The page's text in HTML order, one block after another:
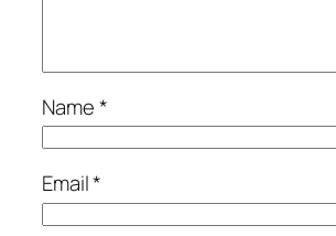
Name*
Email*